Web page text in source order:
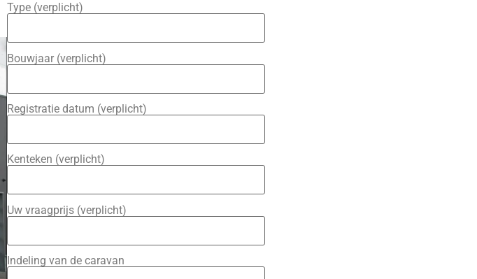
Type (verplicht)
Bouwjaar (verplicht)
Registratie datum (verplicht)
Kenteken (verplicht)
Uw vraagprijs (verplicht)
Indeling van de caravan